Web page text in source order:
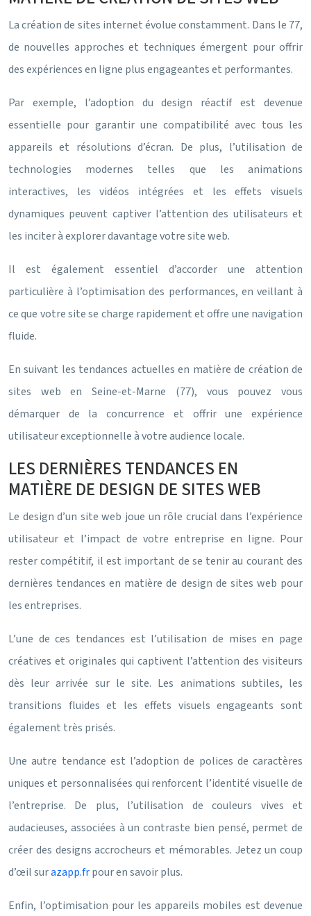
La création de sites internet évolue constamment. Dans le 77,
de nouvelles approches et techniques émergent pour offrir
des expériences en ligne plus engageantes et performantes.
Par exemple, l’adoption du design réactif est devenue
essentielle pour garantir une compatibilité avec tous les
appareils et résolutions d’écran. De plus, l’utilisation de
technologies modernes telles que les animations
interactives, les vidéos intégrées et les effets visuels
dynamiques peuvent captiver l’attention des utilisateurs et
les inciter à explorer davantage votre site web.
Il est également essentiel d’accorder une attention
particulière à l’optimisation des performances, en veillant à
ce que votre site se charge rapidement et offre une navigation
fluide.
En suivant les tendances actuelles en matière de création de
sites web en Seine-et-Marne (77), vous pouvez vous
démarquer de la concurrence et offrir une expérience
utilisateur exceptionnelle à votre audience locale.
LES DERNIÈRES TENDANCES EN
MATIÈRE DE DESIGN DE SITES WEB
Le design d’un site web joue un rôle crucial dans l’expérience
utilisateur et l’impact de votre entreprise en ligne. Pour
rester compétitif, il est important de se tenir au courant des
dernières tendances en matière de design de sites web pour
les entreprises.
L’une de ces tendances est l’utilisation de mises en page
créatives et originales qui captivent l’attention des visiteurs
dès leur arrivée sur le site. Les animations subtiles, les
transitions fluides et les effets visuels engageants sont
également très prisés.
Une autre tendance est l’adoption de polices de caractères
uniques et personnalisées qui renforcent l’identité visuelle de
l’entreprise. De plus, l’utilisation de couleurs vives et
audacieuses, associées à un contraste bien pensé, permet de
créer des designs accrocheurs et mémorables. Jetez un coup
d’œil surazapp.frpour en savoir plus.
Enfin, l’optimisation pour les appareils mobiles est devenue